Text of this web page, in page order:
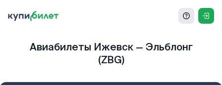
Авиабилеты Ижевск — Эльблонг
(ZBG)